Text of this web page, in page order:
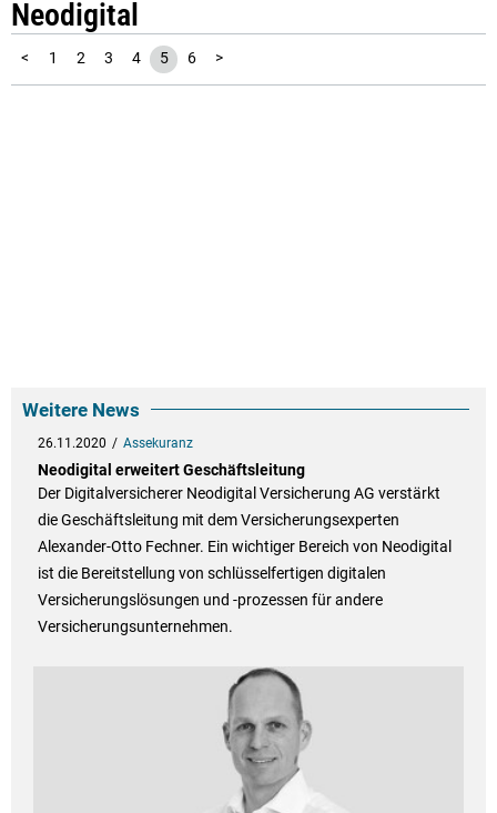
Neodigital
< 1 2 3 4 5 6 >
Weitere News
26.11.2020 Assekuranz
Neodigital erweitert Geschäftsleitung
Der Digitalversicherer Neodigital Versicherung AG verstärkt
die Geschäftsleitung mit dem Versicherungsexperten
Alexander-Otto Fechner. Ein wichtiger Bereich von Neodigital
ist die Bereitstellung von schlüsselfertigen digitalen
Versicherungslösungen und -prozessen für andere
Versicherungsunternehmen.